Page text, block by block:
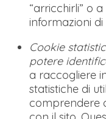
“arricchirli” o
informazioni di
Cookie
potere
a raccogliere
statistiche di
comprendere